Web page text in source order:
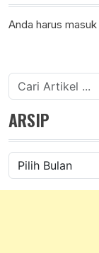
Anda harus masuk
Cari
untuk:
ARSIP
Arsip